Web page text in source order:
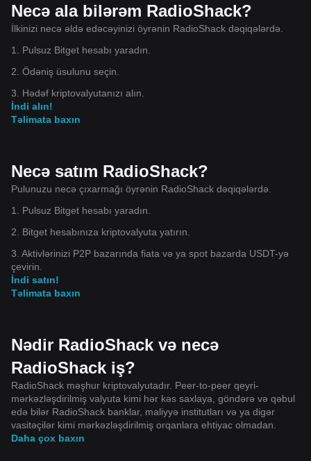
Necə ala bilərəm RadioShack?
İlkinizi necə əldə edəcəyinizi öyrənin RadioShack dəqiqələrdə.
1. Pulsuz Bitget hesabı yaradın.
2. Ödəniş üsulunu seçin.
3. Hədəf kriptovalyutanızı alın.
İndi alın!
Təlimata baxın
Necə satım RadioShack?
Pulunuzu necə çıxarmağı öyrənin RadioShack dəqiqələrdə.
1. Pulsuz Bitget hesabı yaradın.
2. Bitget hesabınıza kriptovalyuta yatırın.
3. Aktivlərinizi P2P bazarında fiata və ya spot bazarda USDT-yə
çevirin.
İndi satın!
Təlimata baxın
Nədir RadioShack və necə
RadioShack iş?
RadioShack məşhur kriptovalyutadır. Peer-to-peer qeyri-
mərkəzləşdirilmiş valyuta kimi hər kəs saxlaya, göndərə və qəbul
edə bilər RadioShack banklar, maliyyə institutları və ya digər
vasitəçilər kimi mərkəzləşdirilmiş orqanlara ehtiyac olmadan.
Daha çox baxın